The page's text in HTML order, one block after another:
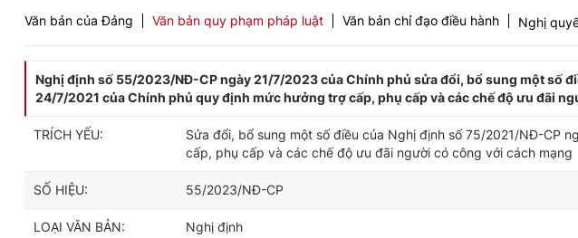
Văn bản của Đảng Văn bản quy phạm pháp luật Văn bản chỉ đạo điều hành Nghị
Nghị định số 55/2023/NĐ-CP ngày 21/7/2023 của Chính phủ sửa đổi, bổ sung một số
24/7/2021 của Chính phủ quy định mức hưởng trợ cấp, phụ cấp và các chế độ ưu đãi
TRÍCH YẾU:
Sửa đổi, bổ sung một số điều của Nghị định số 75/2021/NĐ-CP
cấp, phụ cấp và các chế độ ưu đãi người có công với cách mạng
SỐ HIỆU: 55/2023/NĐ-CP
LOẠI VĂN BẢN: Nghị định